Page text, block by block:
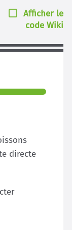
Afficher le
code Wiki
directe